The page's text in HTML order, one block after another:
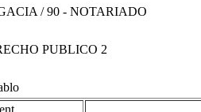
/ 90 - NOTARIADO
PUBLICO 2